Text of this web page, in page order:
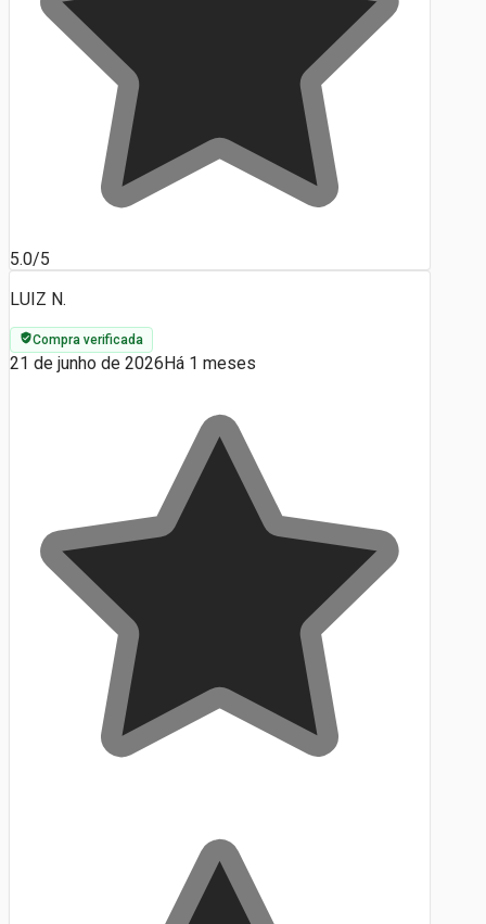
5.0/5
LUIZ N.
Compra verificada
21 de junho de 2026 Há 1 meses